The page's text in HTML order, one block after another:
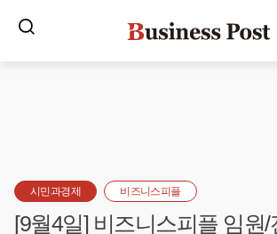
시민과경제 비즈니스피플
[9월4일] 비즈니스피플 임원/